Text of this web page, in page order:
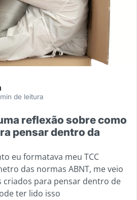
de leitura
reflexão sobre como
pensar dentro da
eu formatava meu TCC
das normas ABNT, me veio
criados para pensar dentro de
ter lido isso